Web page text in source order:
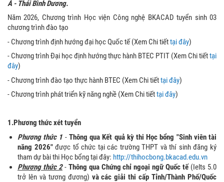
Á - Thái Bình Dương.
Năm 2026, Chương trình Học viện Công nghệ BKACAD tuyển sinh 03
chương trình đào tạo
- Chương trình định hướng đại học Quốc tế (Xem Chi tiếttại đây)
- Chương trình Đại học định hướng thực hành BTEC PTIT (Xem Chi tiếttại
đây)
- Chương trình đào tạo thực hành BTEC (Xem Chi tiếttại đây)
- Chương trình phát triển kỹ năng nghề (Xem Chi tiếttại đây)
1.Phương thức xét tuyển
Phương thức 1 - Thông qua Kết quả kỳ thi Học bổng "Sinh viên tài
năng 2026"được tổ chức tại các trường THPT và thí sinh đăng ký
tham dự bài thi Học bổng tại đây: http://thihocbong.bkacad.edu.vn
Phương thức 2- Thông qua Chứng chỉ ngoại ngữ Quốc tế(Ielts 5.0
trở lên và tương đương) và các giải thi cấp Tỉnh/Thành Phố/Quốc